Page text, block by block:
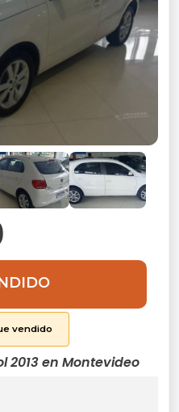
vendido
2013 en Montevideo